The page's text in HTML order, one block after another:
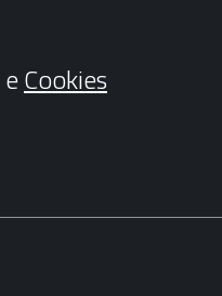
eCookies